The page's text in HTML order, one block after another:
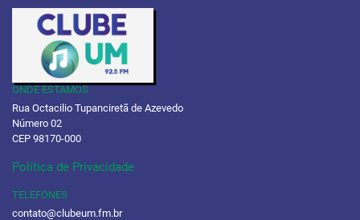
ONDE ESTAMOS
Rua Octacilio Tupanciretã de Azevedo
Número 02
CEP 98170-000
Política de Privacidade
TELEFONES
contato@clubeum.fm.br